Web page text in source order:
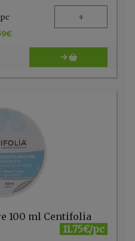
pc +
€
100 ml Centifolia
11.75€/pc